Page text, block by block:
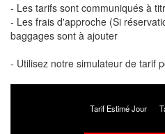
- Les tarifs sont communiqués à
- Les frais d'approche (Si
baggages sont à ajouter
- Utilisez notre simulateur de tarif
Tarif Estimé Jour